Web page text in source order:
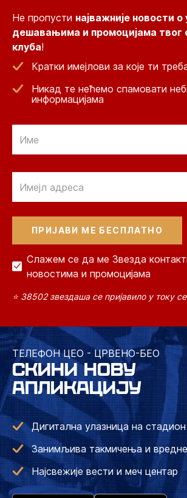
Не пропусти најважније новости
дешавањима и промоцијама твог
клуба!
Кратки имејлови за које ти
Никад те нећемо спамовати
информацијама
Слажем се да ме Звезда
новостима и промоцијама
⭐ 38502 звездаша се пријавило у току
ТЕЛЕФОН ЦЕО - ЦРВЕНО-БЕО
СКИНИ НОВУ
АПЛИКАЦИЈУ
Дигитална улазница на стадион
Занимљива такмичења и
Најсвежије вести и меч центар